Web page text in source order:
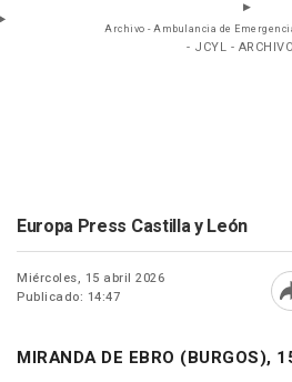
Archivo - Ambulancia de
- JCYL - ARCHIVO
Europa Press Castilla y León
Miércoles, 15 abril 2026
Publicado: 14:47
MIRANDA DE EBRO (BURGOS),